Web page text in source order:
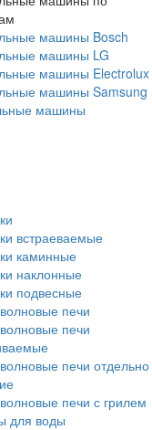
машины Bosch
машины LG
машины Electrolux
машины Samsung
машины
встраеваемые
каминные
наклонные
подвесные
печи
печи
печи отдельно
печи с грилем
для воды